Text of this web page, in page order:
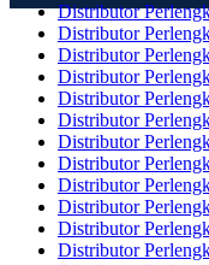
Distributor
Distributor
Distributor
Distributor
Distributor
Distributor
Distributor
Distributor
Distributor
Distributor
Distributor
Distributor